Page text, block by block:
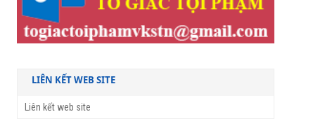
LIÊN KẾT WEB SITE